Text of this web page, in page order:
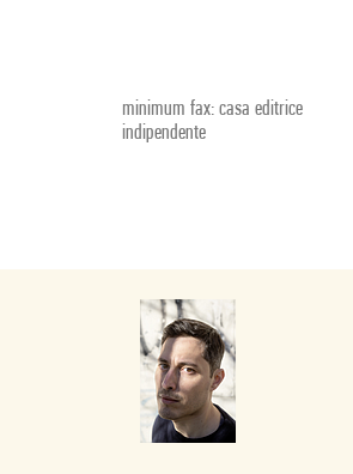
minimum fax: casa editrice
indipendente